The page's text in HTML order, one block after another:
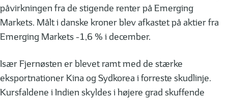
påvirkningen fra de stigende renter på Emerging
Markets. Målt i danske kroner blev afkastet på aktier fra
Emerging Markets -1,6 % i december.
Især Fjernøsten er blevet ramt med de stærke
eksportnationer Kina og Sydkorea i forreste skudlinje.
Kursfaldene i Indien skyldes i højere grad skuffende